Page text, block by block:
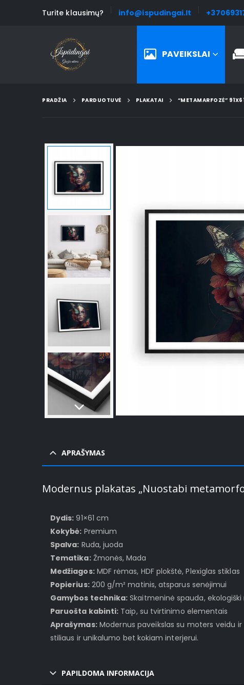
Turite klausimų? info@ispudingai.lt
PAVEIKSLAI
PRADŽIA PARDUOTUVĖ PLAKATAI “METAMARFOZĖ”
APRAŠYMAS
Modernus plakatas „Nuostabi
Dydis: 91×61 cm
Kokybė: Premium
Spalva: Ruda, juoda
Tematika:Žmonės, Mada
Medžiagos:MDF rėmas, HDF plokštė, Plexiglas stiklas
Popierius:200 g/m² matinis, atsparus senėjimui
Gamybos technika: Skaitmeninė spauda, ekologiški
Paruošta kabinti: Taip, su tvirtinimo elementais
Aprašymas:Modernus paveikslas su moters veidu
stiliaus ir unikalumo bet kokiam interjerui.
PAPILDOMA INFORMACIJA